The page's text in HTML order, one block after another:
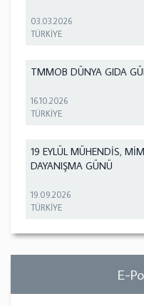
03.03.2026
TÜRKİYE
TMMOB DÜNYA GIDA
16.10.2026
TÜRKİYE
19 EYLÜL MÜHENDİS,
DAYANIŞMA GÜNÜ
19.09.2026
TÜRKİYE
E-